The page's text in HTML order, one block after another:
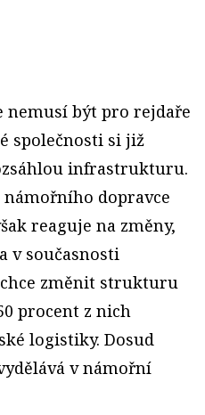
nemusí být pro rejdaře
společnosti si již
infrastrukturu.
dopravce
reaguje na změny,
v současnosti
změnit strukturu
procent z nich
logistiky. Dosud
v námořní